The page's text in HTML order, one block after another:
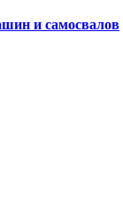
и самосвалов